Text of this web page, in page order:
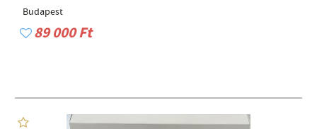
Budapest
89 000 Ft